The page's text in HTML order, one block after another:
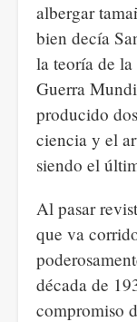
albergar
bien decía
la teoría de
Guerra
producido
ciencia y el
siendo el
Al pasar
que va
década de
compromiso